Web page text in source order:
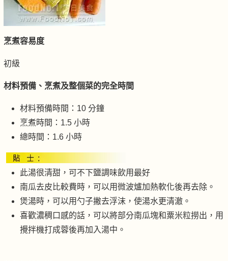
烹煮容易度
初級
材料預備、烹煮及整個菜的完全時間
材料預備時間：10 分鐘
烹煮時間：1.5 小時
總時間：1.6 小時
此湯很清甜，可不下鹽調味飲用最好
南瓜去皮比較費時，可以用微波爐加熱軟化後再去除。
煲湯時，可以用勺子撇去浮沫，使湯水更清澈。
喜歡濃稠口感的話，可以將部分南瓜塊和粟米粒撈出，用
攪拌機打成蓉後再加入湯中。